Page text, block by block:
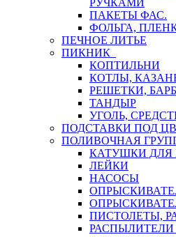
РУЧКАМИ
ПАКЕТЫ ФАС.
ФОЛЬГА,
ПЕЧНОЕ ЛИТЬЕ
ПИКНИК
КОПТИЛЬНИ
КОТЛЫ,
РЕШЕТКИ,
ТАНДЫР
УГОЛЬ,
ПОДСТАВКИ ПОД
ПОЛИВОЧНАЯ
КАТУШКИ
ЛЕЙКИ
НАСОСЫ
ПИСТОЛЕТЫ,